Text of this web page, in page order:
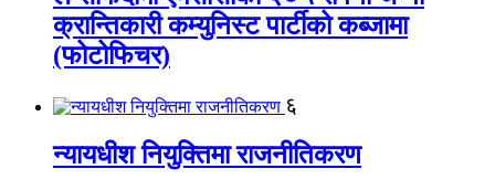
क्रान्तिकारी कम्युनिस्ट पार्टीको कब्जामा
(फोटोफिचर)
६
न्यायधीश नियुक्तिमा राजनीतिकरण